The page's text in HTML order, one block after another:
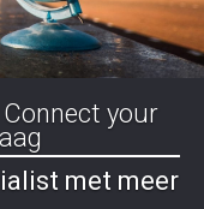
your
met meer